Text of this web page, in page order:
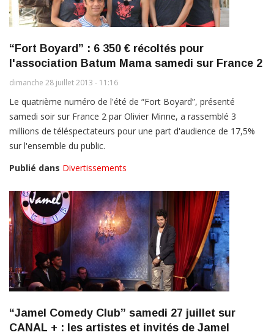
“Fort Boyard” : 6 350 € récoltés pour
l'association Batum Mama samedi sur France 2
dimanche 28 juillet 2013 - 11:16
Le quatrième numéro de l'été de “Fort Boyard”, présenté
samedi soir sur France 2 par Olivier Minne, a rassemblé 3
millions de téléspectateurs pour une part d'audience de 17,5%
sur l'ensemble du public.
Publié dans Divertissements
“Jamel Comedy Club” samedi 27 juillet sur
CANAL + : les artistes et invités de Jamel